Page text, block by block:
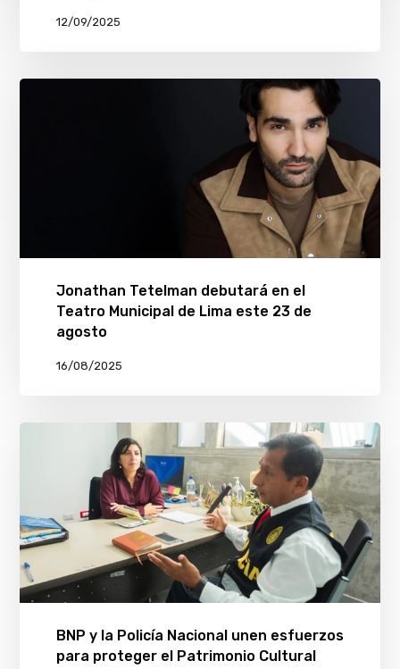
12/09/2025
Jonathan Tetelman debutará en el
Teatro Municipal de Lima este 23 de
agosto
16/08/2025
BNP y la Policía Nacional unen esfuerzos
para proteger el Patrimonio Cultural